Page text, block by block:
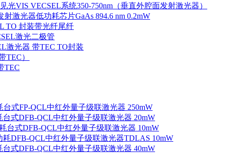
光VIS VECSEL系统350-750nm（垂直外腔面发射激光器）
激光器低功耗芯片GaAs 894.6 nm 0.2mW
TO 封装带光纤尾纤
激光二极管
激光器 带TEC TO封装
TEC）
TEC
台式FP-QCL中红外量子级联激光器 250mW
台式DFB-QCL中红外量子级联激光器 20mW
台式DFB-QCL中红外量子级联激光器 10mW
耗DFB-QCL中红外量子级联激光器TDLAS 10mW
台式DFB-QCL中红外量子级联激光器 40mW